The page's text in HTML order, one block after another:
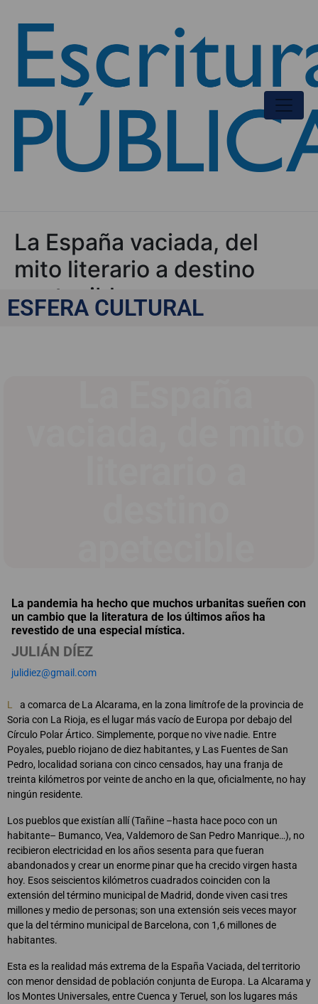
La España vaciada, del
mito literario a destino
apetecible
ESFERA CULTURAL
La pandemia ha hecho que muchos urbanitas sueñen con
un cambio que la literatura de los últimos años ha
revestido de una especial mística.
JULIÁN DÍEZ
julidiez@gmail.com
L
a comarca de La Alcarama, en la zona limítrofe de la provincia de
Soria con La Rioja, es el lugar más vacío de Europa por debajo del
Círculo Polar Ártico. Simplemente, porque no vive nadie. Entre
Poyales, pueblo riojano de diez habitantes, y Las Fuentes de San
Pedro, localidad soriana con cinco censados, hay una franja de
treinta kilómetros por veinte de ancho en la que, oficialmente, no hay
ningún residente.
Los pueblos que existían allí (Tañine –hasta hace poco con un
habitante– Bumanco, Vea, Valdemoro de San Pedro Manrique…), no
recibieron electricidad en los años sesenta para que fueran
abandonados y crear un enorme pinar que ha crecido virgen hasta
hoy. Esos seiscientos kilómetros cuadrados coinciden con la
extensión del término municipal de Madrid, donde viven casi tres
millones y medio de personas; son una extensión seis veces mayor
que la del término municipal de Barcelona, con 1,6 millones de
habitantes.
Esta es la realidad más extrema de la España Vaciada, del territorio
con menor densidad de población conjunta de Europa. La Alcarama y
los Montes Universales, entre Cuenca y Teruel, son los lugares más